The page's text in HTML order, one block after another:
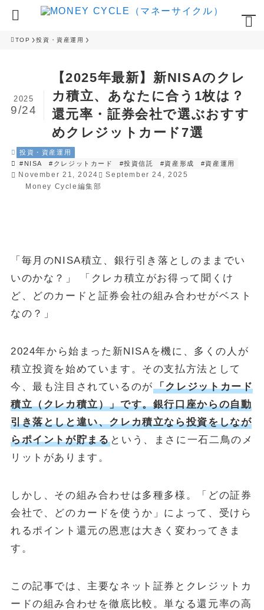
TOP 投資・資産運用
【2025年最新】新NISAのクレ
カ積立、あなたに合う1枚は？
還元率・証券会社で選ぶおすす
めクレジットカード7選
2025
9/24
投資・資産運用
#NISA
#クレジットカード #投資信託 #資産形成 #資産運用
November 21, 2024
September 24, 2025
Money Cycle編集部
「毎月のNISA積立、銀行引き落としのままでい
いのかな？」 「クレカ積立がお得って聞くけ
ど、どのカードと証券会社の組み合わせがベスト
なの？」
2024年から始まった新NISAを機に、多くの人が
積立投資を始めています。その支払方法として
今、最も注目されているのが 「クレジットカード
積立（クレカ積立）」です。銀行口座からの自動
引き落としと違い、クレカ積立なら投資をしなが
らポイントが貯まる という、まさに一石二鳥のメ
リットがあります。
しかし、その組み合わせは多種多様。「どの証券
会社で、どのカードを使うか」によって、受けら
れるポイント還元の恩恵は大きく変わってきま
す。
この記事では、主要なネット証券とクレジットカ
ードの組み合わせを徹底比較。単なる還元率の高